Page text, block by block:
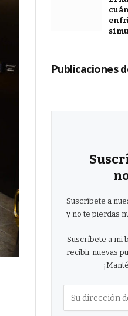
Publicaciones
Suscríbete a
y no te pierdas
Suscríbete a mi
recibir nuevas